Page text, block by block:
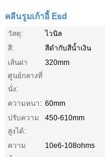
คลีนรูมเก้าอี้ Esd
วัสดุ:
ไวนิล
สี:
สีดำกับสีน้ำเงิน
เส้นผ่า
ศูนย์กลางที่
นั่ง:
320mm
ความหนา: 60mm
ปรับความ
สูงได้:
450-610mm
ความ
10e6-108ohms